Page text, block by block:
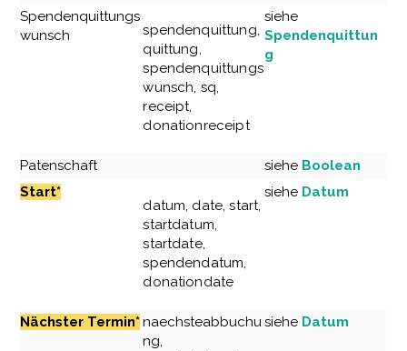
Spendenquittungs
wunsch
spendenquittung,
quittung,
spendenquittungs
wunsch, sq,
receipt,
donationreceipt
siehe
Spendenquittun
g
Patenschaft siehe Boolean
Start*
datum, date, start,
startdatum,
startdate,
spendendatum,
donationdate
siehe Datum
Nächster Termin*naechsteabbuchu
ng,
siehe Datum